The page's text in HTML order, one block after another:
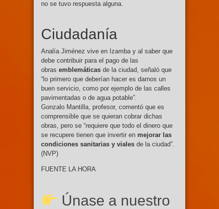
no se tuvo respuesta alguna.
Ciudadanía
Analía Jiménez vive en Izamba y al saber que
debe contribuir para el pago de las
obras emblemáticas de la ciudad, señaló que
“lo primero que deberían hacer es darnos un
buen servicio, como por ejemplo de las calles
pavimentadas o de agua potable”.
Gonzalo Mantilla, profesor, comentó que es
comprensible que se quieran cobrar dichas
obras, pero se “requiere que todo el dinero que
se recupere tienen que invertir en mejorar las
condiciones sanitarias y viales de la ciudad”.
(NVP)
FUENTE LA HORA
Únase a nuestro